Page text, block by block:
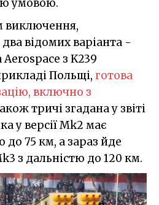
умовою.
виключення,
відомих варіанта -
з K239
Польщі, готова
включно з
тричі згадана у звіті
у версії Mk2 має
до 75 км, а зараз йде
з дальністю до 120 км.